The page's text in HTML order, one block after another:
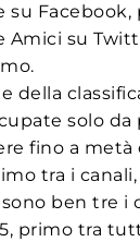
Facebook,
Amici su
della
solo da
fino a metà
tra i canali,
ben tre i
primo tra